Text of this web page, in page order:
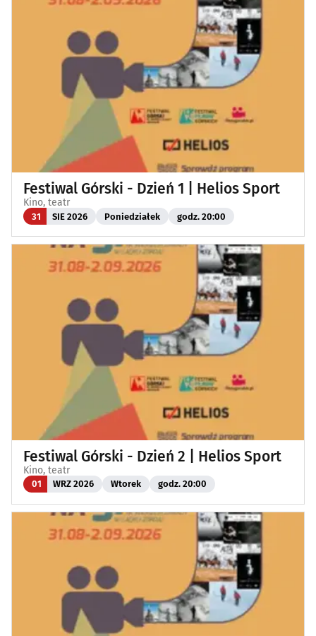
Festiwal Górski - Dzień 1 | Helios Sport
Kino, teatr
31 SIE 2026 Poniedziałek godz. 20:00
Festiwal Górski - Dzień 2 | Helios Sport
Kino, teatr
01 WRZ 2026 Wtorek godz. 20:00